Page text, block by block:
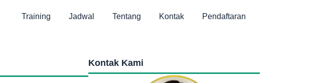
Training Jadwal Tentang Kontak Pendaftaran
Kontak Kami